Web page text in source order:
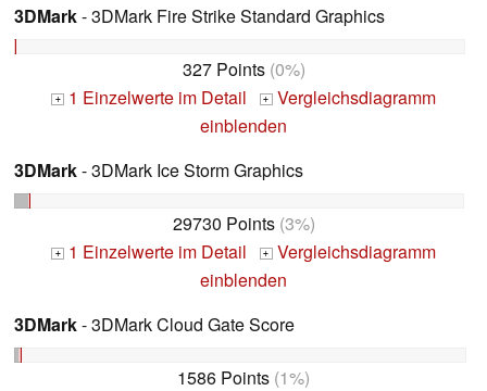
3DMark- 3DMark Fire Strike Standard Graphics
327 Points(0%)
+ 1 Einzelwerte im Detail + Vergleichsdiagramm
einblenden
3DMark- 3DMark Ice Storm Graphics
29730 Points(3%)
+ 1 Einzelwerte im Detail + Vergleichsdiagramm
einblenden
3DMark- 3DMark Cloud Gate Score
1586 Points (1%)